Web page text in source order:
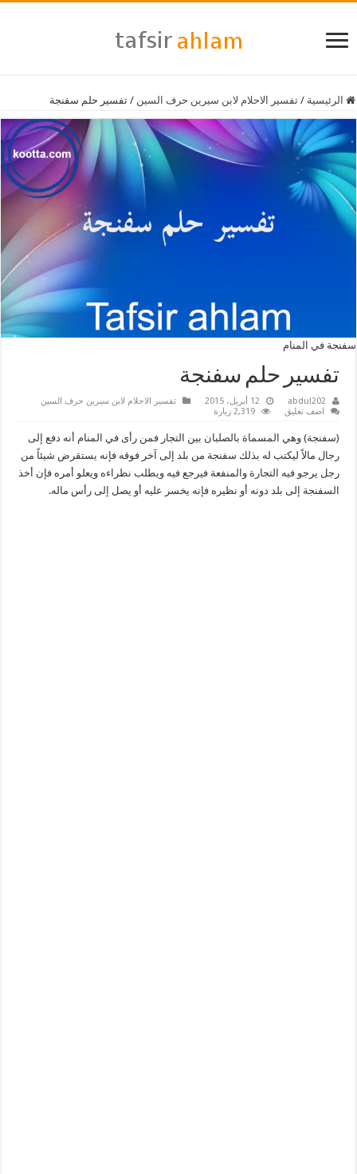
الرئيسية / تفسير الاحلام لابن سيرين حرف السين / تفسير حلم سفنجة
سفنجة في المنام
تفسير حلم سفنجة
abdul202 12 أبريل، 2015
تفسير الاحلام لابن سيرين حرف السين
اضف تعليق
2,319 زيارة
(سفنجة) وهي المسماة بالصلبان بين التجار فمن رأى في المنام أنه دفع إلى
رجال مالاً ليكتب له بذلك سفنجة من بلد إلى آخر فوقه فإنه يستقرض شيئاً من
رجل يرجو فيه التجارة والمنفعة فيرجع فيه ويطلب نظراءه ويعلو أمره فإن أخذ
السفنجة إلى بلد دونه أو نظيره فإنه يخسر عليه أو يصل إلى رأس ماله.